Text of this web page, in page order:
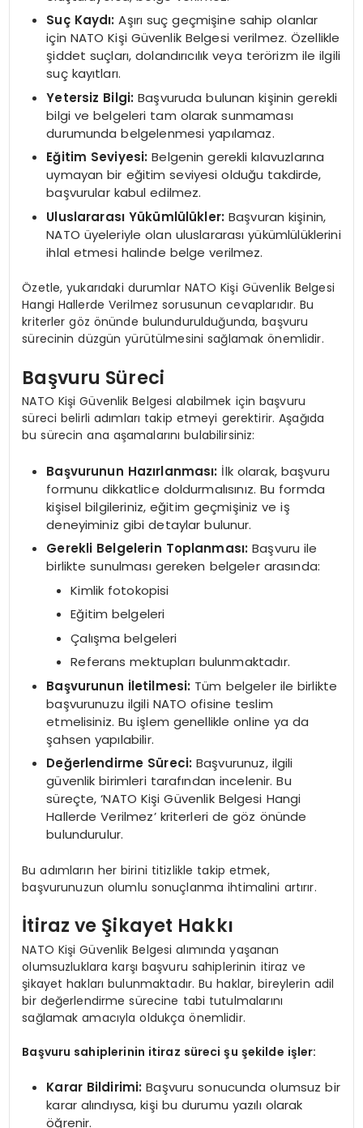
Suç Kaydı: Aşırı suç geçmişine sahip olanlar
için NATO Kişi Güvenlik Belgesi verilmez. Özellikle
şiddet suçları, dolandırıcılık veya terörizm ile ilgili
suç kayıtları.
Yetersiz Bilgi: Başvuruda bulunan kişinin gerekli
bilgi ve belgeleri tam olarak sunmaması
durumunda belgelenmesi yapılamaz.
Eğitim Seviyesi: Belgenin gerekli kılavuzlarına
uymayan bir eğitim seviyesi olduğu takdirde,
başvurular kabul edilmez.
Uluslararası Yükümlülükler: Başvuran kişinin,
NATO üyeleriyle olan uluslararası yükümlülüklerini
ihlal etmesi halinde belge verilmez.
Özetle, yukarıdaki durumlar NATO Kişi Güvenlik Belgesi
Hangi Hallerde Verilmez sorusunun cevaplarıdır. Bu
kriterler göz önünde bulundurulduğunda, başvuru
sürecinin düzgün yürütülmesini sağlamak önemlidir.
Başvuru Süreci
NATO Kişi Güvenlik Belgesi alabilmek için başvuru
süreci belirli adımları takip etmeyi gerektirir. Aşağıda
bu sürecin ana aşamalarını bulabilirsiniz:
Başvurunun Hazırlanması: İlk olarak, başvuru
formunu dikkatlice doldurmalısınız. Bu formda
kişisel bilgileriniz, eğitim geçmişiniz ve iş
deneyiminiz gibi detaylar bulunur.
Gerekli Belgelerin Toplanması: Başvuru ile
birlikte sunulması gereken belgeler arasında:
Kimlik fotokopisi
Eğitim belgeleri
Çalışma belgeleri
Referans mektupları bulunmaktadır.
Başvurunun İletilmesi: Tüm belgeler ile birlikte
başvurunuzu ilgili NATO ofisine teslim
etmelisiniz. Bu işlem genellikle online ya da
şahsen yapılabilir.
Değerlendirme Süreci: Başvurunuz, ilgili
güvenlik birimleri tarafından incelenir. Bu
süreçte, ‘NATO Kişi Güvenlik Belgesi Hangi
Hallerde Verilmez’ kriterleri de göz önünde
bulundurulur.
Bu adımların her birini titizlikle takip etmek,
başvurunuzun olumlu sonuçlanma ihtimalini artırır.
İtiraz ve Şikayet Hakkı
NATO Kişi Güvenlik Belgesi alımında yaşanan
olumsuzluklara karşı başvuru sahiplerinin itiraz ve
şikayet hakları bulunmaktadır. Bu haklar, bireylerin adil
bir değerlendirme sürecine tabi tutulmalarını
sağlamak amacıyla oldukça önemlidir.
Başvuru sahiplerinin itiraz süreci şu şekilde işler:
Karar Bildirimi: Başvuru sonucunda olumsuz bir
karar alındıysa, kişi bu durumu yazılı olarak
öğrenir.